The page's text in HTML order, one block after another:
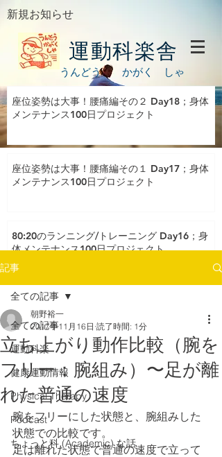
新規お知らせ
運動科楽舎
うんどう かがく しゃ
座位姿勢は大事！腰痛編その２ Day18；身体
メンテナンス100日プロジェクト
座位姿勢は大事！腰痛編その１ Day17；身体
メンテナンス100日プロジェクト
80:20のランニング/トレーニング Day16；身
体メンテナンス100日プロジェクト
記事
全ての記事
運動科楽
健康運動情報
Physical Therapy
Podcast
ちょっと科 (Academic) な話
全ての記事
立ち上がり動作比較（腕を
フリー：腕組み）〜足が離
れた普通の速度
朝野裕一
2017年11月16日 読了時間: 1分
腕をフリーにした状態と、腕組みした
状態での比較です。
足は離れた状態で普通の速度で立って